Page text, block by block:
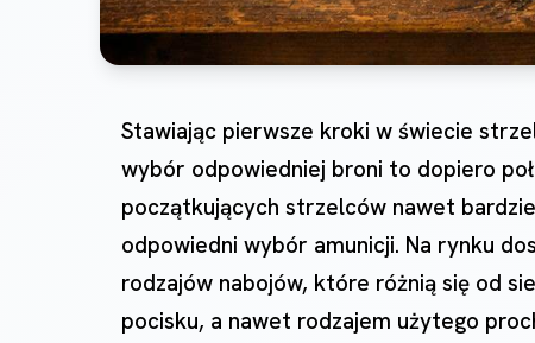
Stawiając pierwsze kroki w świecie
wybór odpowiedniej broni to dopiero
początkujących strzelców nawet
odpowiedni wybór amunicji. Na rynku
rodzajów nabojów, które różnią się od
pocisku, a nawet rodzajem użytego